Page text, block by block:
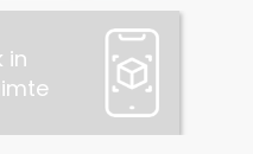
in